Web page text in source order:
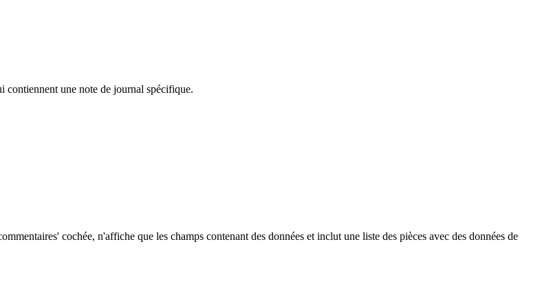
une note de journal spécifique.
cochée, n'affiche que les champs contenant des données et inclut une liste des pièces avec des données de